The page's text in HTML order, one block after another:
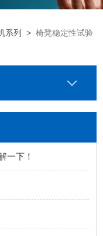
系列 >椅凳稳定性试验
一下！